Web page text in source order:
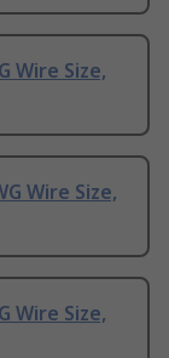
Wire Size,
Wire Size,
Wire Size,